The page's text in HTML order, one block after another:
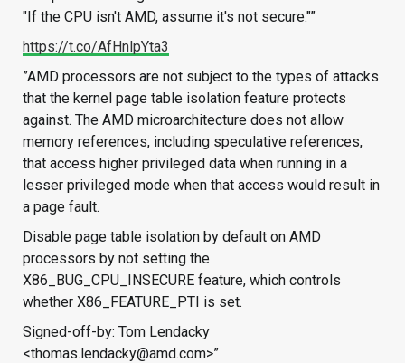
"If the CPU isn't AMD, assume it's not secure."”
https://t.co/AfHnlpYta3
”AMD processors are not subject to the types of attacks
that the kernel page table isolation feature protects
against. The AMD microarchitecture does not allow
memory references, including speculative references,
that access higher privileged data when running in a
lesser privileged mode when that access would result in
a page fault.
Disable page table isolation by default on AMD
processors by not setting the
X86_BUG_CPU_INSECURE feature, which controls
whether X86_FEATURE_PTI is set.
Signed-off-by: Tom Lendacky
<thomas.lendacky@amd.com>”